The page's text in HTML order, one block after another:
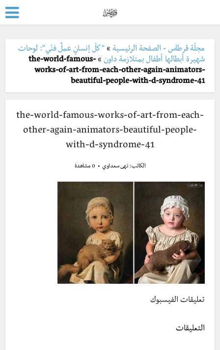
مجلّة قرطاس - الصفحة الرئيسية » “كلّ إنسانٍ عملٌ فنّي”: لوحات
شهيرة أبطالها أطفال بمتلازمة داون »
the-world-famous-
works-of-art-from-each-other-again-animators-
beautiful-people-with-d-syndrome-41
the-world-famous-works-of-art-from-each-
other-again-animators-beautiful-people-
with-d-syndrome-41
الكاتب:نهى سعداوي 0 مشاهدة
تعليقات الفيسبوك
التعليقات